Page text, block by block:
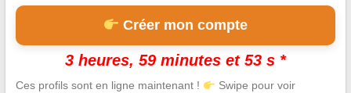
Créer mon compte
3 heures, 59 minutes et 53 s *
Ces profils sont en ligne maintenant ! Swipe pour voir